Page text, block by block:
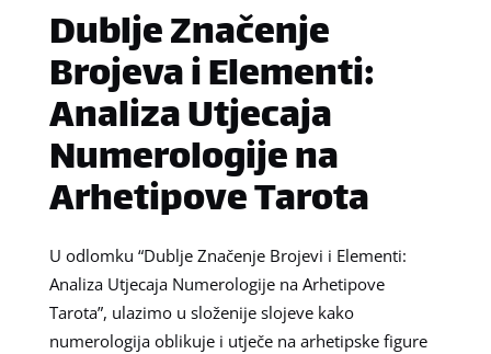
Dublje Značenje
Brojeva i Elementi:
Analiza Utjecaja
Numerologije na
Arhetipove Tarota
U odlomku “Dublje Značenje Brojevi i Elementi:
Analiza Utjecaja Numerologije na Arhetipove
Tarota”, ulazimo u složenije slojeve kako
numerologija oblikuje i utječe na arhetipske figure